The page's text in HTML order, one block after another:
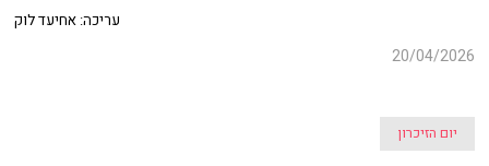
עריכה: אחיעד לוק
20/04/2026
יום הזיכרון